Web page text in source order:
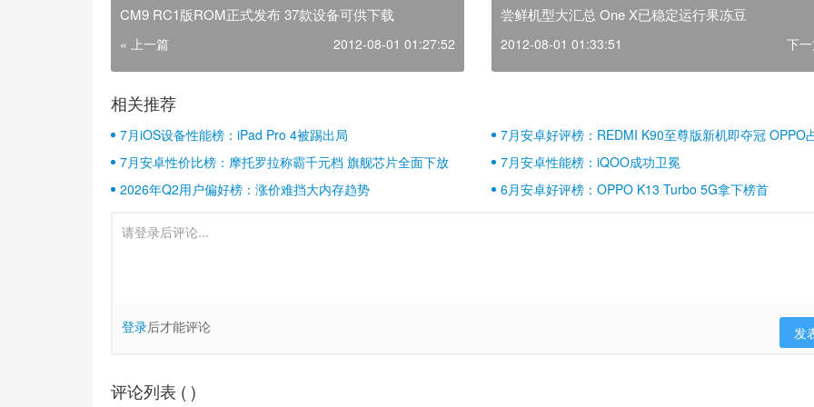
CM9 RC1版ROM正式发布 37款设备可供下载
« 上一篇 2012-08-01 01:27:52
尝鲜机型大汇总 One X已稳定运行果冻豆
2012-08-01 01:33:51 下
相关推荐
7月iOS设备性能榜：iPad Pro 4被踢出局
7月安卓好评榜：REDMI K90至尊版新机即夺冠 OPPO
壁江山
7月安卓性价比榜：摩托罗拉称霸千元档 旗舰芯片全面下放
7月安卓性能榜：iQOO成功卫冕
2026年Q2用户偏好榜：涨价难挡大内存趋势
6月安卓好评榜：OPPO K13 Turbo 5G拿下榜首
登录后才能评论 发
评论列表 ( )